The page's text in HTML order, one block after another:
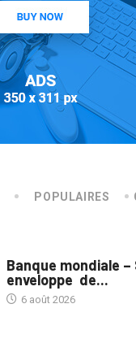
POPULAIRES
Banque mondiale –
enveloppe de...
6 août 2026